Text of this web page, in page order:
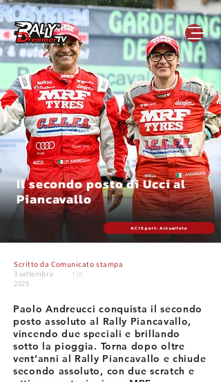
Il secondo posto di Ucci al
Piancavallo
ACI Sport - Actualfoto
Scritto daComunicato stampa
3 settembre
2025
TIR
Paolo Andreucci conquista il secondo
posto assoluto al Rally Piancavallo,
vincendo due speciali e brillando
sotto la pioggia. Torna dopo oltre
vent’anni al Rally Piancavallo e chiude
secondo assoluto, con due scratch e